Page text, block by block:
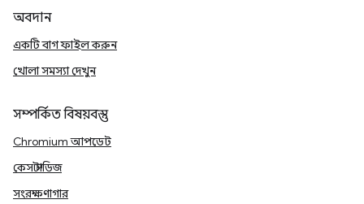
অবদান
একটি বাগ ফাইল করুন
খোলা সমস্যা দেখুন
সম্পর্কিত বিষয়বস্তু
Chromium আপডেট
কেস স্টাডিজ
সংরক্ষণাগার